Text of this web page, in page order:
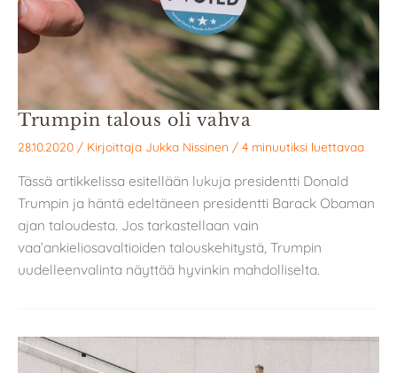
Trumpin talous oli vahva
28.10.2020 / Kirjoittaja Jukka Nissinen / 4 minuutiksi luettavaa
Tässä artikkelissa esitellään lukuja presidentti Donald
Trumpin ja häntä edeltäneen presidentti Barack Obaman
ajan taloudesta. Jos tarkastellaan vain
vaa’ankieliosavaltioiden talouskehitystä, Trumpin
uudelleenvalinta näyttää hyvinkin mahdolliselta.